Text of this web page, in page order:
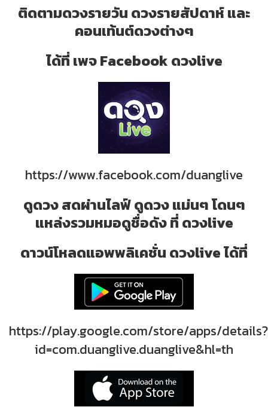
ติดตามดวงรายวัน ดวงรายสัปดาห์ และ
คอนเท้นต์ดวงต่างๆ
ได้ที่ เพจ Facebook ดวงlive
https://www.facebook.com/duanglive
ดูดวง สดผ่านไลฟ์ ดูดวง แม่นๆ โดนๆ
แหล่งรวมหมอดูชื่อดัง ที่ ดวงlive
ดาวน์โหลดแอพพลิเคชั่น ดวงlive ได้ที่
https://play.google.com/store/apps/details?
id=com.duanglive.duanglive&hl=th